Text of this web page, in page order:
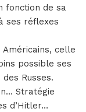
fonction de sa
ses réflexes
celle
possible ses
Russes.
Stratégie
d’Hitler…